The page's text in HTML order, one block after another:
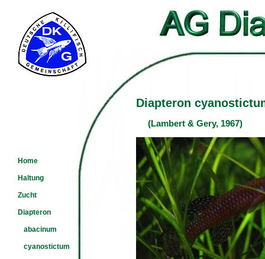
Home
Haltung
Zucht
Diapteron
abacinum
cyanostictum
Diapteron
(Lambert & Gery, 1967)